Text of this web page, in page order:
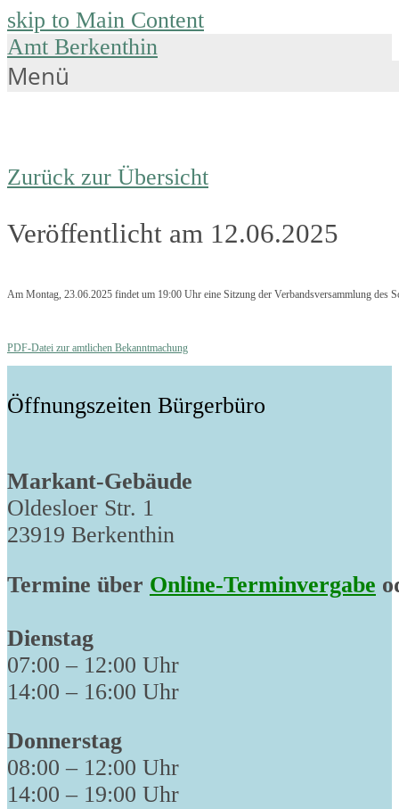
skip to Main Content
Amt Berkenthin
Menü
Zurück zur Übersicht
Veröffentlicht am 12.06.2025
Am Montag, 23.06.2025 findet um 19:00 Uhr eine Sitzung der Verbandsversammlung des
PDF-Datei zur amtlichen Bekanntmachung
Öffnungszeiten Bürgerbüro
Markant-Gebäude
Oldesloer Str. 1
23919 Berkenthin
Termine über Online-Terminvergabe
Dienstag
07:00 – 12:00 Uhr
14:00 – 16:00 Uhr
Donnerstag
08:00 – 12:00 Uhr
14:00 – 19:00 Uhr